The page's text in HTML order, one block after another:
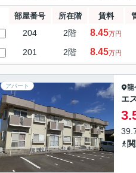
部屋番号 所在階 賃料
204 2階 8.45万円
201 2階 8.45万円
アパート 龍
エ